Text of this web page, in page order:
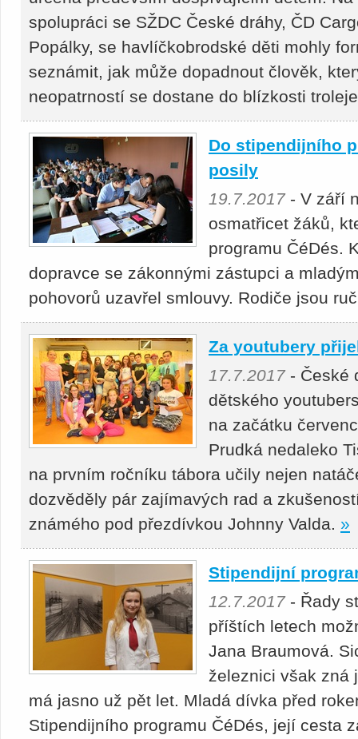
spolupráci se SŽDC České dráhy, ČD
Popálky, se havlíčkobrodské děti mohly
seznámit, jak může dopadnout člověk,
neopatrností se dostane do blízkosti
Do stipendijního
posily
19.7.2017- V září
osmatřicet žáků,
programu ČéDés.
dopravce se zákonnými zástupci a
pohovorů uzavřel smlouvy. Rodiče jsou
Za youtubery
17.7.2017- České
dětského
na začátku
Prudká nedaleko
na prvním ročníku tábora učily nejen
dozvěděly pár zajímavých rad a
známého pod přezdívkou Johnny Valda. »
Stipendijní
12.7.2017- Řady
příštích letech
Jana Braumová.
železnici však zná
má jasno už pět let. Mladá dívka před
Stipendijního programu ČéDés, její cesta